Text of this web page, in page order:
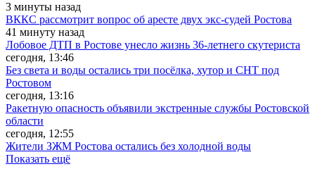
3 минуты назад
ВККС рассмотрит вопрос об аресте двух экс-судей Ростова
41 минуту назад
Лобовое ДТП в Ростове унесло жизнь 36-летнего скутериста
сегодня, 13:46
Без света и воды остались три посёлка, хутор и СНТ под
Ростовом
сегодня, 13:16
Ракетную опасность объявили экстренные службы Ростовской
области
сегодня, 12:55
Жители ЗЖМ Ростова остались без холодной воды
Показать ещё